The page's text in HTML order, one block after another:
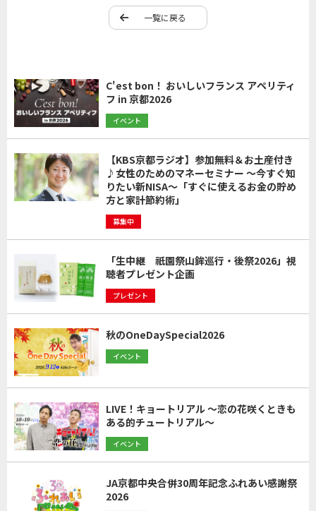
一覧に戻る
C'est bon！ おいしいフランス アペリティ
フ in 京都2026
イベント
【KBS京都ラジオ】参加無料＆お土産付き
♪女性のためのマネーセミナー ～今すぐ知
りたい新NISA～「すぐに使えるお金の貯め
方と家計節約術」
募集中
「生中継 祇園祭山鉾巡行・後祭2026」視
聴者プレゼント企画
プレゼント
秋のOneDaySpecial2026
イベント
LIVE！キョートリアル ～恋の花咲くときも
ある的チュートリアル～
イベント
JA京都中央合併30周年記念ふれあい感謝祭
2026